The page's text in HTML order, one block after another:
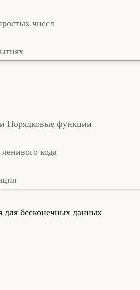
чисел
Порядковые функции
кода
бесконечных данных